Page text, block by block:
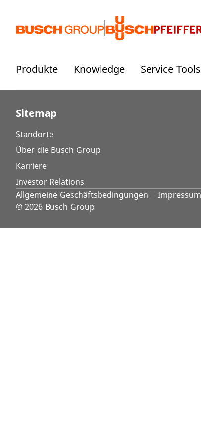
Produkte Knowledge Service Tools
Sitemap
Standorte
Über die Busch Group
Karriere
Investor Relations
Allgemeine Geschäftsbedingungen
Impressum
© 2026 Busch Group